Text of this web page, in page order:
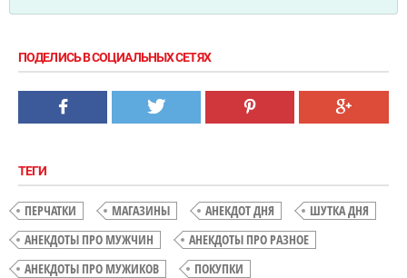
ПОДЕЛИСЬ В СОЦИАЛЬНЫХ СЕТЯХ
ТЕГИ
ПЕРЧАТКИ МАГАЗИНЫ АНЕКДОТ ДНЯ
ШУТКА ДНЯ
АНЕКДОТЫ ПРО МУЖЧИН
АНЕКДОТЫ ПРО РАЗНОЕ
АНЕКДОТЫ ПРО МУЖИКОВ
ПОКУПКИ